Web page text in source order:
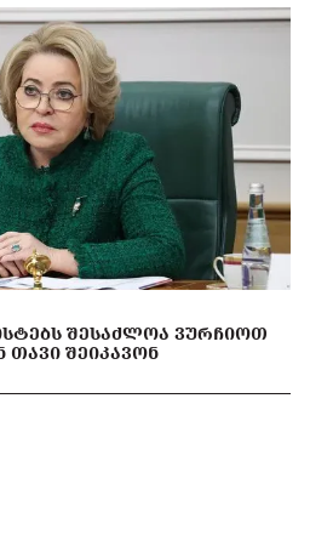
ᲨᲔᲡᲐᲫᲚᲝᲐ ᲕᲣᲠᲩᲘᲝᲗ
ᲗᲐᲕᲘ ᲨᲔᲘᲙᲐᲕᲝᲜ